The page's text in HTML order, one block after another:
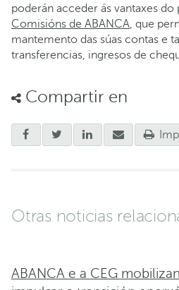
poderán acceder ás vantaxes do
Comisións de ABANCA, que
mantemento das súas contas e
transferencias, ingresos de
Compartir en
Otras noticias
ABANCA e a CEG